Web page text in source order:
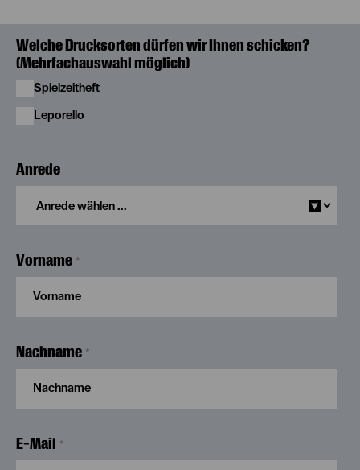
Welche Drucksorten dürfen wir Ihnen schicken?
(Mehrfachauswahl möglich)
Spielzeitheft
Leporello
Anrede
Vorname *
Nachname *
E-Mail *